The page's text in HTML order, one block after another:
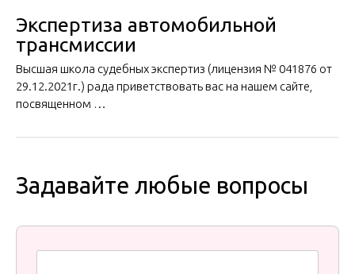
Экспертиза автомобильной
трансмиссии
Высшая школа судебных экспертиз (лицензия № 041876 от
29.12.2021г.) рада приветствовать вас на нашем сайте,
посвященном …
Задавайте любые вопросы